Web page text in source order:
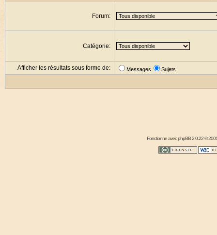
Forum:
Catégorie:
Afficher les résultats sous forme de: Messages Sujets
Fonctionne avecphpBB2.0.22 ©